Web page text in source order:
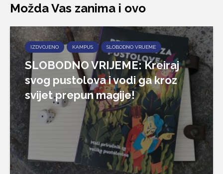
Možda Vas zanima i ovo
IZDVOJENO KAMPUS SLOBODNO VRIJEME
SLOBODNO VRIJEME: Kreiraj
svog pustolova i vodi ga kroz
svijet prepun magije!